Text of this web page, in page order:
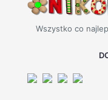
Wszystko co